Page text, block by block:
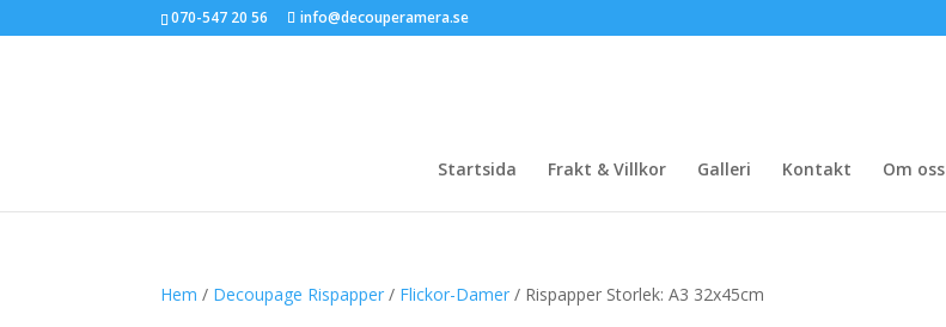
070-547 20 56 info@decouperamera.se
Startsida Frakt & Villkor Galleri Kontakt Om oss
Hem / Decoupage Rispapper / Flickor-Damer / Rispapper Storlek: A3 32x45cm